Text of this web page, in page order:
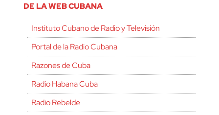
DE LA WEB CUBANA
Instituto Cubano de Radio y Televisión
Portal de la Radio Cubana
Razones de Cuba
Radio Habana Cuba
Radio Rebelde